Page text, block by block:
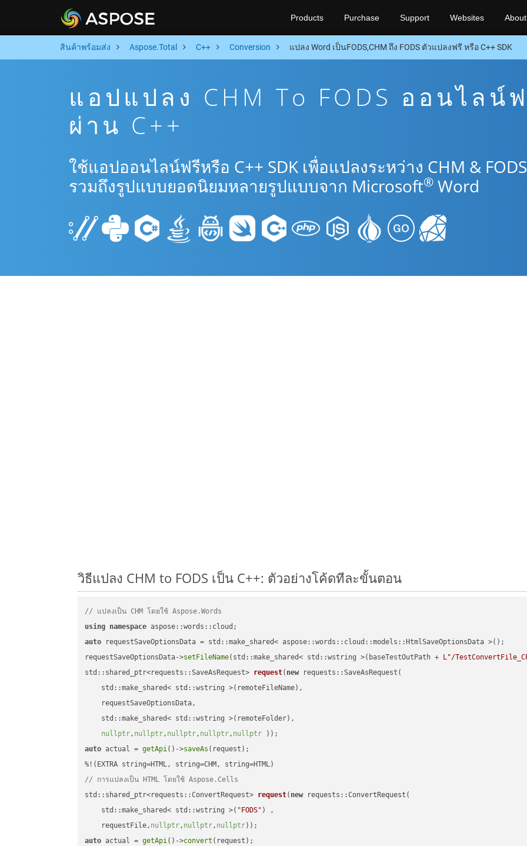
Products Purchase Support Websites About
สินค้าพร้อมส่ง Aspose.Total C++ Conversion แปลง Word เป็นFODS,CHM ถึง FODS ตัวแปลงฟรี หรือ C++ SDK
แอปแปลง CHM To FODS ออนไลน์
ผ่าน C++
ใช้แอปออนไลน์ฟรีหรือ C++ SDK เพื่อแปลงระหว่าง CHM & FODS
รวมถึงรูปแบบยอดนิยมหลายรูปแบบจาก Microsoft® Word
วิธีแปลง CHM to FODS เป็น C++: ตัวอย่างโค้ดทีละขั้นตอน
// แปลงเป็น CHM โดยใช้ Aspose.Words
using namespace
auto requestSaveOptionsData = std::make_shared< aspose::words::cloud::models::HtmlSaveOptionsData >();
requestSaveOptionsData->setFileName(std::make_shared< std::wstring >(baseTestOutPath + L"/
std::shared_ptr<requests::SaveAsRequest> request( new requests::SaveAsRequest(
    std::make_shared< std::wstring >(remoteFileName),
    requestSaveOptionsData,
    std::make_shared< std::wstring >(remoteFolder),
nullptr, nullptr, nullptr, nullptr, nullptr ))
auto actual = getApi()->saveAs (request);
// การแปลงเป็น HTML โดยใช้ Aspose.Cells
std::shared_ptr<requests::ConvertRequest> request( new requests::ConvertRequest(
    std::make_shared< std::wstring >(
"FODS" ) ,
    requestFile,
nullptr, nullptr, nullptr))
auto actual = getApi()->convert